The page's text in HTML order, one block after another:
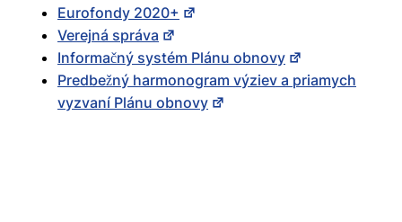
Eurofondy 2020+
Verejná správa
Informačný systém Plánu obnovy
Predbežný harmonogram výziev a priamych
vyzvaní Plánu obnovy